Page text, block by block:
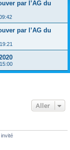
par l’AG du
par l’AG du
Aller